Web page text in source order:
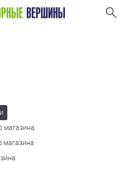
магазина
магазина